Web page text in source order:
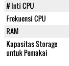
# Inti CPU
Frekuensi CPU
RAM
Kapasitas Storage
untuk Pemakai